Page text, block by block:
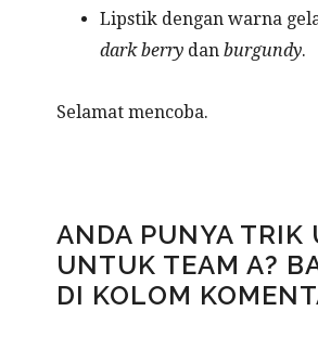
Lipstik dengan warna
dark berry danburgundy.
Selamat mencoba.
ANDA PUNYA TRIK
UNTUK TEAM A?
DI KOLOM